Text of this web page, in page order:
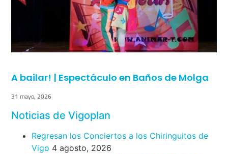
A bailar! | Espectáculo en Baños de Molga
31 mayo, 2026
Noticias de Vigoplan
Regresan los Conciertos a los Chiringuitos de
Vigo 4 agosto, 2026